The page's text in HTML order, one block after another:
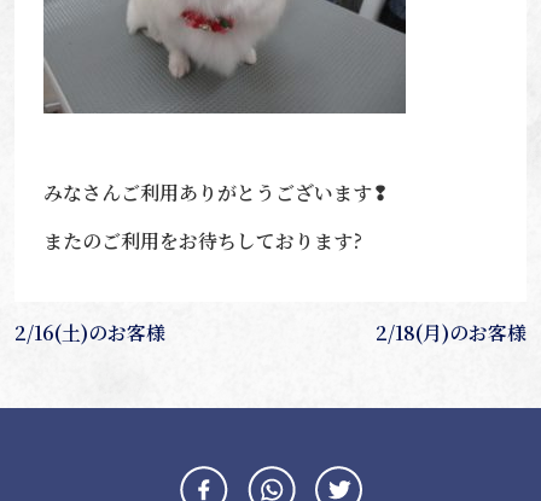
みなさんご利用ありがとうございます❢
またのご利用をお待ちしております?
投
ビ
2/16(土)のお客様 2/18(月)のお客様